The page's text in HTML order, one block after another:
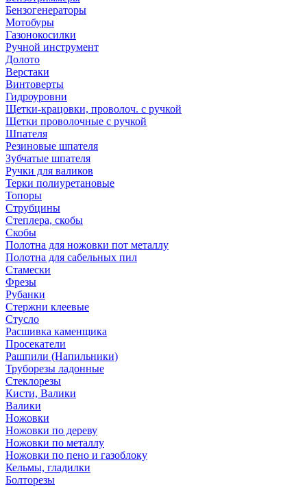
Бензогенераторы
Мотобуры
Газонокосилки
Ручной инструмент
Долото
Верстаки
Винтоверты
Гидроуровни
Щетки-крацовки, проволоч. с ручкой
Щетки проволочные с ручкой
Шпателя
Резиновые шпателя
Зубчатые шпателя
Ручки для валиков
Терки полиуретановые
Топоры
Струбцины
Степлера, скобы
Скобы
Полотна для ножовки пот металлу
Полотна для сабельных пил
Стамески
Фрезы
Рубанки
Стержни клеевые
Стусло
Расшивка каменщика
Просекатели
Рашпили (Напильники)
Труборезы ладонные
Стеклорезы
Кисти, Валики
Валики
Ножовки
Ножовки по дереву
Ножовки по металлу
Ножовки по пено и газоблоку
Кельмы, гладилки
Болторезы